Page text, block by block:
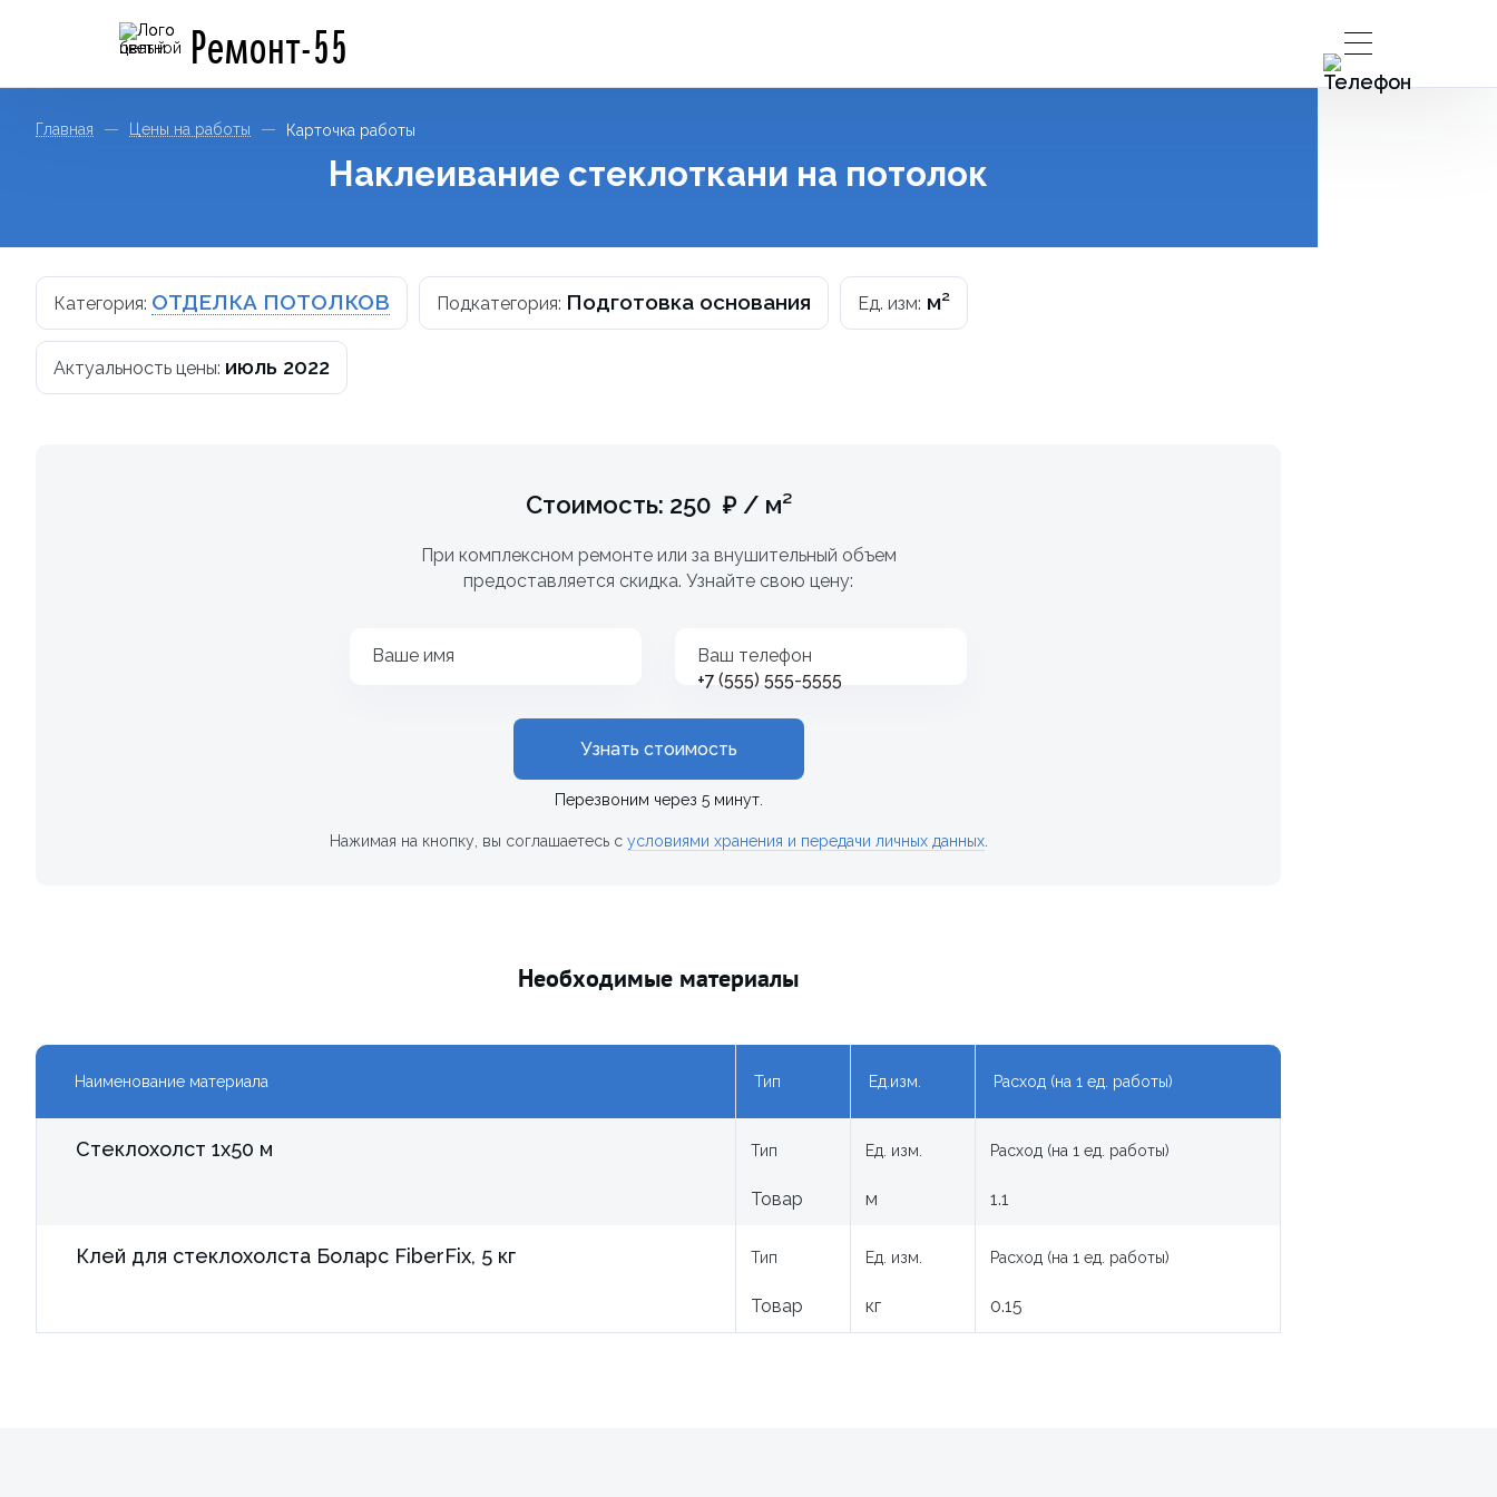
Ремонт-55
Главная Цены на работы Карточка работы
Наклеивание стеклоткани на потолок
Категория: ОТДЕЛКА ПОТОЛКОВ Подкатегория: Подготовка основания Ед. изм: м²
Актуальность цены: июль 2022
Стоимость: 250 ₽ / м²
При комплексном ремонте или за внушительный объем
предоставляется скидка. Узнайте свою цену:
Ваше имя
Ваш телефон
+7
Узнать стоимость
Перезвоним через 5 минут.
Нажимая на кнопку, вы соглашаетесь с условиями хранения и передачи личных данных.
Необходимые материалы
Наименование материала Тип Ед.изм. Расход (на 1 ед. работы)
Стеклохолст 1х50 м Тип
Товар
Ед. изм.
м
Расход (на 1 ед. работы)
1.1
Клей для стеклохолста Боларс FiberFix, 5 кг Тип
Товар
Ед. изм.
кг
Расход (на 1 ед. работы)
0.15